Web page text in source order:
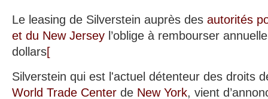
Le leasing de Silverstein auprès des autorités
et du New Jersey l’oblige à rembourser
dollars[
Silverstein qui est l'actuel détenteur des droits
World Trade Center de New York, vient